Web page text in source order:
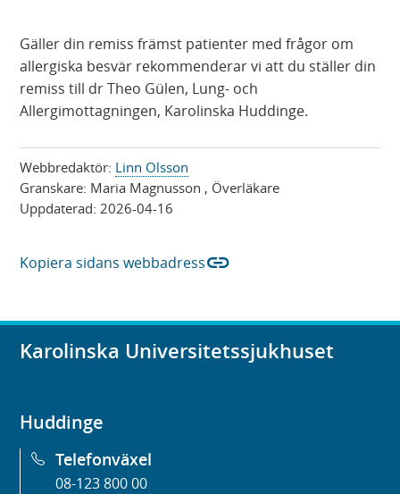
p
n
a
s
n
t
ö
t
e
Gäller din remiss främst patienter med frågor om
allergiska besvär rekommenderar vi att du ställer din
remiss till dr Theo Gülen, Lung- och
Allergimottagningen, Karolinska Huddinge.
Webbredaktör: Linn Olsson
Granskare: Maria Magnusson , Överläkare
Uppdaterad: 2026-04-16
Kopiera sidans webbadresslink
Karolinska Universitetssjukhuset
Huddinge
Telefonväxel
08-123 800 00